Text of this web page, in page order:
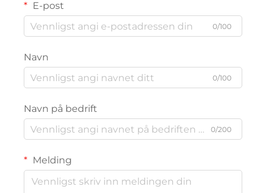
E-post
0/100
Navn
0/100
Navn på bedrift
0/200
Melding